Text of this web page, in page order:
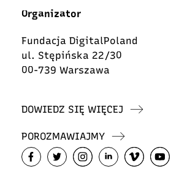
Organizator
Fundacja DigitalPoland
ul. Stępińska 22/30
00-739 Warszawa
DOWIEDZ SIĘ WIĘCEJ
POROZMAWIAJMY